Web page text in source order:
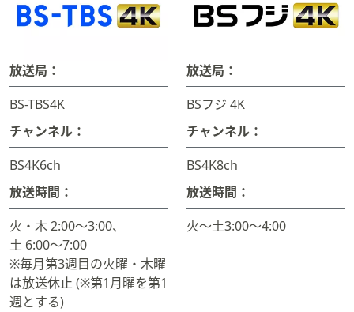
放送局：
BS-TBS4K
チャンネル：
BS4K6ch
放送時間：
火・木 2:00～3:00、
土 6:00～7:00
※毎月第3週目の火曜・木曜
は放送休止 (※第1月曜を第1
週とする)
放送局：
BSフジ 4K
チャンネル：
BS4K8ch
放送時間：
火～土3:00～4:00